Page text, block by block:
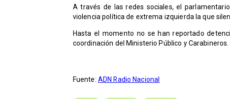
A través de las redes sociales, el
violencia política de extrema izquierda la que
Hasta el momento no se han reportado
coordinación del Ministerio Público y Carabineros.
Fuente: ADN Radio Nacional